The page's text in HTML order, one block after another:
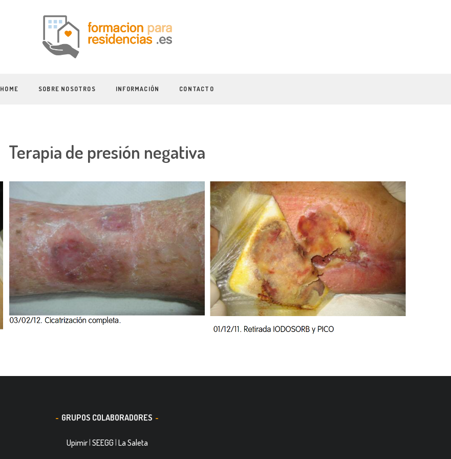
HOME SOBRE NOSOTROS INFORMACIÓN CONTACTO
Terapia de presión negativa
GRUPOS COLABORADORES
Upimir| SEEGG | La Saleta